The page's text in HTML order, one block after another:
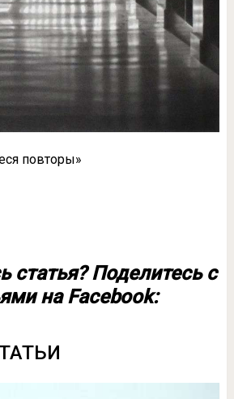
повторы»
статья? Поделитесь с
на Facebook: